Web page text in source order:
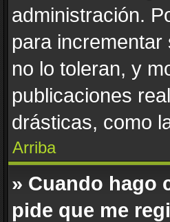
administración.
para
no lo toleran, y
publicaciones
drásticas, como
Arriba
» Cuando hago
pide que me